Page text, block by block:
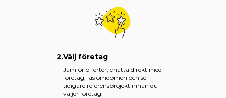
2.Välj företag
Jämför offerter, chatta direkt med
företag, läs omdömen och se
tidigare referensprojekt innan du
väljer företag.